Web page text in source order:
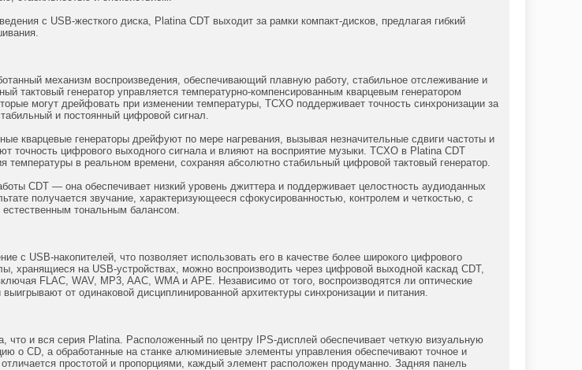
с USB-жесткого диска, Platina CDT выходит за рамки компакт-дисков, предлагая гибкий
механизм воспроизведения, обеспечивающий плавную работу, стабильное отслеживание и
тактовый генератор управляется температурно-компенсированным кварцевым генератором
могут дрейфовать при изменении температуры, TCXO поддерживает точность синхронизации за
и постоянный цифровой сигнал.
кварцевые генераторы дрейфуют по мере нагревания, вызывая незначительные сдвиги частоты и
точность цифрового выходного сигнала и влияют на восприятие музыки. TCXO в Platina CDT
температуры в реальном времени, сохраняя абсолютно стабильный цифровой тактовый генератор.
CDT — она обеспечивает низкий уровень джиттера и поддерживает целостность аудиоданных
получается звучание, характеризующееся сфокусированностью, контролем и четкостью, с
естественным тональным балансом.
с USB-накопителей, что позволяет использовать его в качестве более широкого цифрового
хранящиеся на USB-устройствах, можно воспроизводить через цифровой выходной каскад CDT,
FLAC, WAV, MP3, AAC, WMA и APE. Независимо от того, воспроизводятся ли оптические
от одинаковой дисциплинированной архитектуры синхронизации и питания.
что и вся серия Platina. Расположенный по центру IPS-дисплей обеспечивает четкую визуальную
о CD, а обработанные на станке алюминиевые элементы управления обеспечивают точное и
простотой и пропорциями, каждый элемент расположен продуманно. Задняя панель